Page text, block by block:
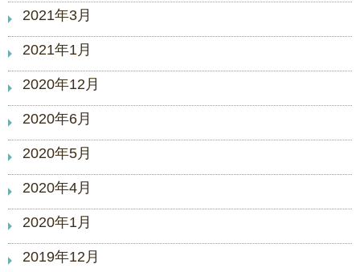
2021年3月
2021年1月
2020年12月
2020年6月
2020年5月
2020年4月
2020年1月
2019年12月